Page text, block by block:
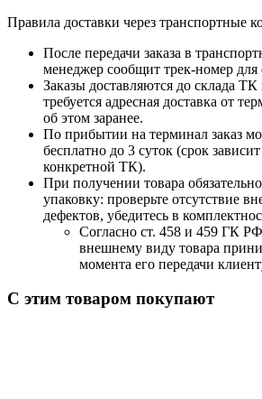
Правила доставки через транспортные
После передачи заказа в
менеджер сообщит трек-номер для
Заказы доставляются до склада
требуется адресная доставка от
об этом заранее.
По прибытии на терминал заказ
бесплатно до 3 суток (срок
конкретной ТК).
При получении товара
упаковку: проверьте отсутствие
дефектов, убедитесь в
Согласно ст. 458 и 459 ГК
внешнему виду товара
момента его передачи
С этим товаром покупают